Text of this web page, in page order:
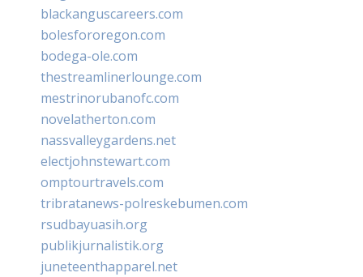
blackanguscareers.com
bolesfororegon.com
bodega-ole.com
thestreamlinerlounge.com
mestrinorubanofc.com
novelatherton.com
nassvalleygardens.net
electjohnstewart.com
omptourtravels.com
tribratanews-polreskebumen.com
rsudbayuasih.org
publikjurnalistik.org
juneteenthapparel.net